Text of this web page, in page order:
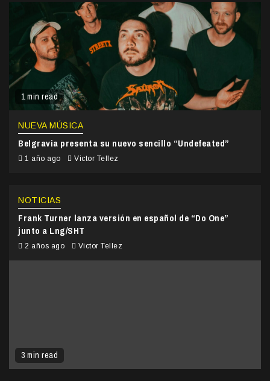
1 min read
NUEVA MÚSICA
Belgravia presenta su nuevo sencillo “Undefeated”
1 año ago Victor Tellez
3 min read
NOTICIAS
Frank Turner lanza versión en español de “Do One”
junto a Lng/SHT
2 años ago Victor Tellez